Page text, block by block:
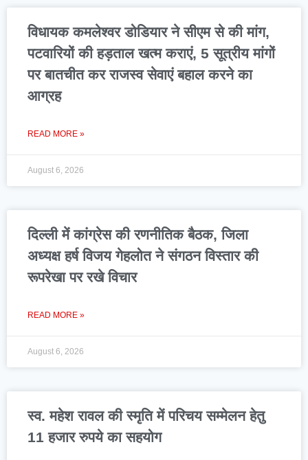
विधायक कमलेश्वर डोडियार ने सीएम से की मांग,
पटवारियों की हड़ताल खत्म कराएं, 5 सूत्रीय मांगों
पर बातचीत कर राजस्व सेवाएं बहाल करने का
आग्रह
READ MORE »
August 6, 2026
दिल्ली में कांग्रेस की रणनीतिक बैठक, जिला
अध्यक्ष हर्ष विजय गेहलोत ने संगठन विस्तार की
रूपरेखा पर रखे विचार
READ MORE »
August 6, 2026
स्व. महेश रावल की स्मृति में परिचय सम्मेलन हेतु
11 हजार रुपये का सहयोग